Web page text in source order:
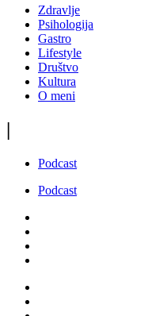
Zdravlje
Psihologija
Gastro
Lifestyle
Društvo
Kultura
O meni
|
Podcast
Podcast